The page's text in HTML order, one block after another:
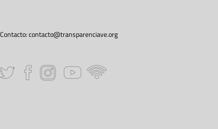
Contacto:contacto@transparenciave.org